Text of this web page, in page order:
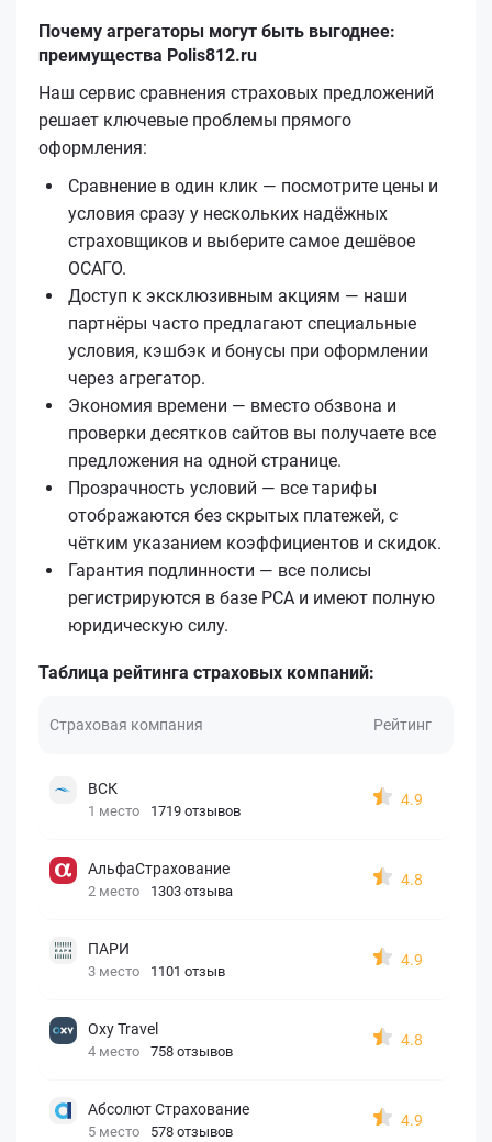
Почему агрегаторы могут быть выгоднее:
преимущества Polis812.ru
Наш сервис сравнения страховых предложений
решает ключевые проблемы прямого
оформления:
Сравнение в один клик — посмотрите цены и
условия сразу у нескольких надёжных
страховщиков и выберите самое дешёвое
ОСАГО.
Доступ к эксклюзивным акциям — наши
партнёры часто предлагают специальные
условия, кэшбэк и бонусы при оформлении
через агрегатор.
Экономия времени — вместо обзвона и
проверки десятков сайтов вы получаете все
предложения на одной странице.
Прозрачность условий — все тарифы
отображаются без скрытых платежей, с
чётким указанием коэффициентов и скидок.
Гарантия подлинности — все полисы
регистрируются в базе РСА и имеют полную
юридическую силу.
Таблица рейтинга страховых компаний:
Страховая компания Рейтинг
ВСК
1 место 1719 отзывов
4.9
АльфаСтрахование
2 место 1303 отзыва
4.8
ПАРИ
3 место 1101 отзыв
4.9
Oxy Travel
4 место 758 отзывов
4.8
Абсолют Страхование
5 место 578 отзывов
4.9